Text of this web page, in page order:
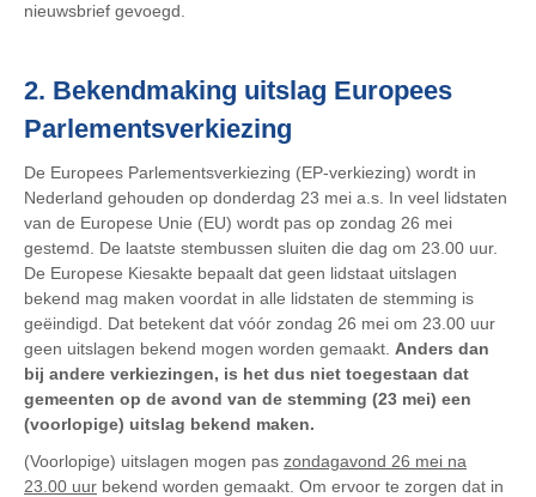
nieuwsbrief gevoegd.
2. Bekendmaking uitslag Europees
Parlementsverkiezing
De Europees Parlementsverkiezing (EP-verkiezing) wordt in
Nederland gehouden op donderdag 23 mei a.s. In veel lidstaten
van de Europese Unie (EU) wordt pas op zondag 26 mei
gestemd. De laatste stembussen sluiten die dag om 23.00 uur.
De Europese Kiesakte bepaalt dat geen lidstaat uitslagen
bekend mag maken voordat in alle lidstaten de stemming is
geëindigd. Dat betekent dat vóór zondag 26 mei om 23.00 uur
geen uitslagen bekend mogen worden gemaakt. Anders dan
bij andere verkiezingen, is het dus niet toegestaan dat
gemeenten op de avond van de stemming (23 mei) een
(voorlopige) uitslag bekend maken.
(Voorlopige) uitslagen mogen pas zondagavond 26 mei na
23.00 uur bekend worden gemaakt. Om ervoor te zorgen dat in